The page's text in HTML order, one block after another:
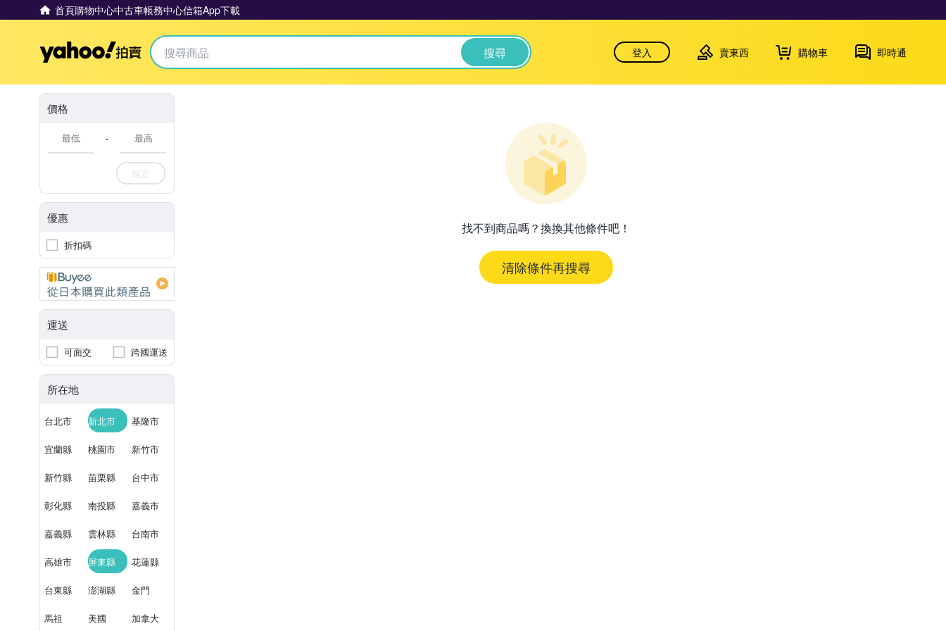
首頁購物中心中古車帳務中心信箱App下載
Yahoo拍賣 搜尋 登入 賣東西 購物車 即時通
價格
-
確定
優惠
折扣碼
運送
可面交 跨國運送
所在地
台北市 新北市 基隆市
宜蘭縣 桃園市 新竹市
新竹縣 苗栗縣 台中市
彰化縣 南投縣 嘉義市
嘉義縣 雲林縣 台南市
高雄市 屏東縣 花蓮縣
台東縣 澎湖縣 金門
馬祖 美國 加拿大
找不到商品嗎？換換其他條件吧！
清除條件再搜尋